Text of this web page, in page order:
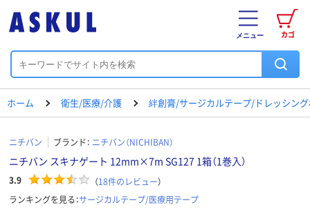
カゴ
メニュー
ホーム 衛生/医療/介護 絆創膏/サージカルテープ/ドレッシン
ニチバン ブランド： ニチバン（NICHIBAN）
ニチバン スキナゲート 12mm×7m SG127 1箱（1巻入）
3.9 （18件のレビュー）
ランキングを見る：サージカルテープ/医療用テープ